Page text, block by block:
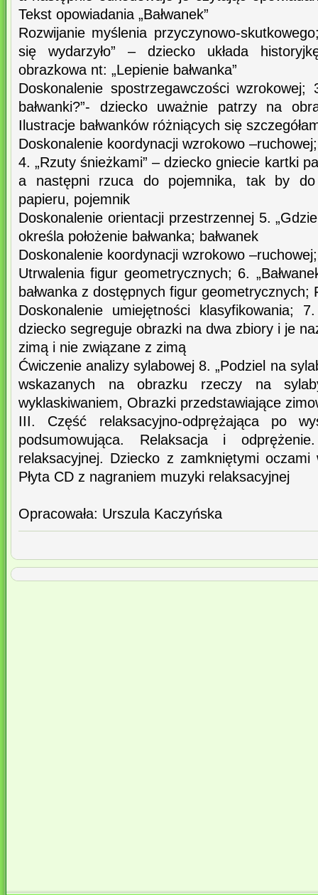
Tekst opowiadania „Bałwanek”
Rozwijanie myślenia przyczynowo-
się wydarzyło” – dziecko układa
obrazkowa nt: „Lepienie bałwanka”
Doskonalenie spostrzegawczości
bałwanki?”- dziecko uważnie patrzy na
Ilustracje bałwanków różniących się
Doskonalenie koordynacji wzrokowo –ruchowej;
4. „Rzuty śnieżkami” – dziecko gniecie kartki
a następni rzuca do pojemnika, tak by do
papieru, pojemnik
Doskonalenie orientacji przestrzennej 5.
określa położenie bałwanka; bałwanek
Doskonalenie koordynacji wzrokowo –ruchowej;
Utrwalenia figur geometrycznych; 6.
bałwanka z dostępnych figur geometrycznych;
Doskonalenie umiejętności klasyfikowania;
dziecko segreguje obrazki na dwa zbiory i je
zimą i nie związane z zimą
Ćwiczenie analizy sylabowej 8. „Podziel na
wskazanych na obrazku rzeczy na
wyklaskiwaniem, Obrazki przedstawiające
III. Część relaksacyjno-odprężająca po
podsumowująca. Relaksacja i
relaksacyjnej. Dziecko z zamkniętymi oczami
Płyta CD z nagraniem muzyki relaksacyjnej
Opracowała: Urszula Kaczyńska